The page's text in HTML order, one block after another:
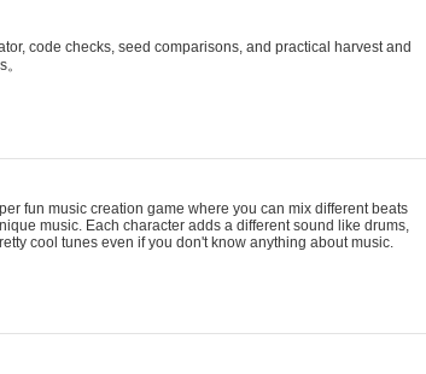
code checks, seed comparisons, and practical harvest and
fun music creation game where you can mix different beats
music. Each character adds a different sound like drums,
cool tunes even if you don't know anything about music.